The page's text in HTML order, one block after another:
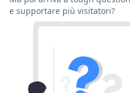
e supportare più visitatori?